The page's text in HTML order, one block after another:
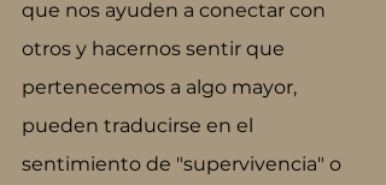
que nos ayuden a conectar con
otros y hacernos sentir que
pertenecemos a algo mayor,
pueden traducirse en el
sentimiento de "supervivencia" o